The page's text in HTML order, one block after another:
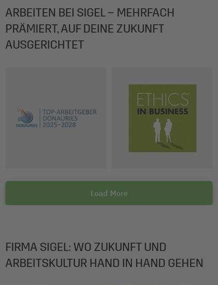
ARBEITEN BEI SIGEL – MEHRFACH
PRÄMIERT, AUF DEINE ZUKUNFT
AUSGERICHTET
Load More
FIRMA SIGEL: WO ZUKUNFT UND
ARBEITSKULTUR HAND IN HAND GEHEN